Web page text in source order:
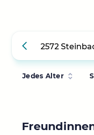
Jedes Alter